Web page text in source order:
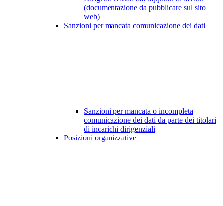
(documentazione da pubblicare sul sito
web)
Sanzioni per mancata comunicazione dei dati
Sanzioni per mancata o incompleta
comunicazione dei dati da parte dei titolari
di incarichi dirigenziali
Posizioni organizzative